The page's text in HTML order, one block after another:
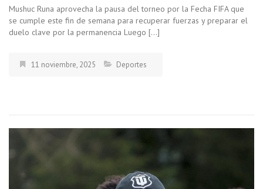
Mushuc Runa aprovecha la pausa del torneo por la Fecha FIFA que
se cumple este fin de semana para recuperar fuerzas y preparar el
duelo clave por la permanencia Luego […]
11 noviembre, 2025 Deportes